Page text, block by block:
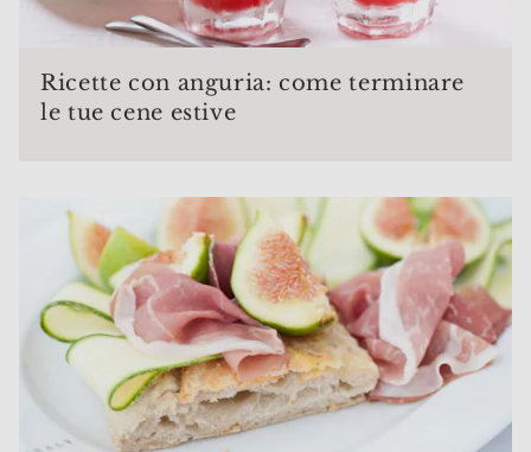
Ricette con anguria: come terminare
le tue cene estive